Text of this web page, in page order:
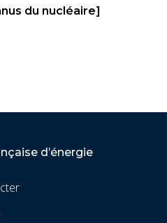
du nucléaire]
d’énergie